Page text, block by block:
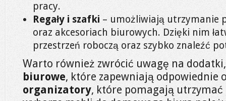
pracy.
Regały i szafki – umożliwiają utrzymanie
oraz akcesoriach biurowych. Dzięki nim
przestrzeń roboczą oraz szybko znaleźć
Warto również zwrócić uwagę na
biurowe, które zapewniają odpowiednie
organizatory, które pomagają